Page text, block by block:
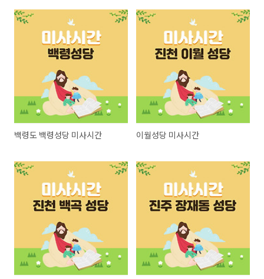
백령도 백령성당 미사시간 이월성당 미사시간